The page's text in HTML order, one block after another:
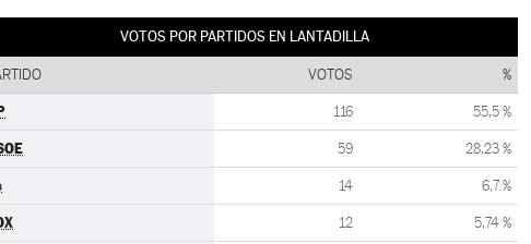
VOTOS POR PARTIDOS EN LANTADILLA
VOTOS %
116 55,5 %
59 28,23 %
14 6,7 %
12 5,74 %